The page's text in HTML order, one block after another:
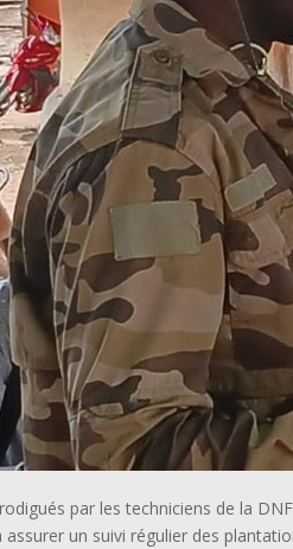
par les techniciens de la
assurer un suivi régulier des